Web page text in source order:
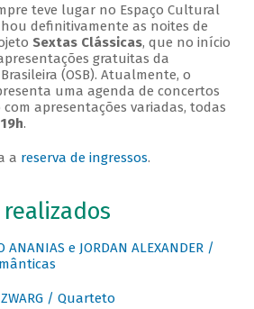
teve lugar no Espaço Cultural
definitivamente as noites de
Sextas Clássicas, que no início
gratuitas da
(OSB). Atualmente, o
uma agenda de concertos
apresentações variadas, todas
.
a reserva de ingressos.
ANANIAS e JORDAN ALEXANDER /
ZWARG / Quarteto